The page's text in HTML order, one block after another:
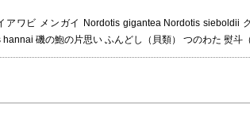
ワビ メンガイ Nordotis gigantea Nordotis sieboldii
磯の鮑の片思い ふんどし（貝類） つのわた 熨斗